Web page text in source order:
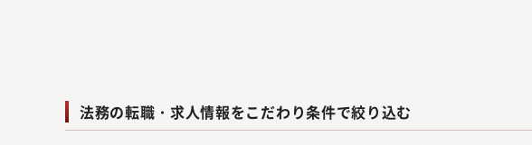
法務の転職・求人情報をこだわり条件で絞り込む